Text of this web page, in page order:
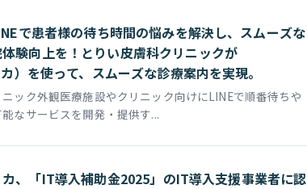
で患者様の待ち時間の悩みを解決し、スムーズな
験向上を！とりい皮膚科クリニックが
）を使って、スムーズな診療案内を実現。
ック外観医療施設やクリニック向けにLINEで順番待ちや
なサービスを開発・提供す...
、「IT導入補助金2025」のIT導入支援事業者に認